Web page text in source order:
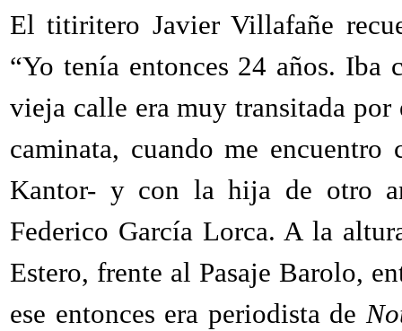
El titiritero Javier Villafañe
“Yo tenía entonces 24 años. Iba
vieja calle era muy transitada por
caminata, cuando me
Kantor- y con la hija de otro
Federico García Lorca. A la
Estero, frente al Pasaje Barolo,
ese entonces era periodista de